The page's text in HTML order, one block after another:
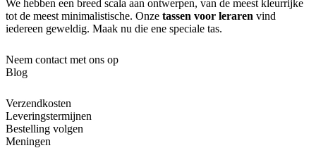
We hebben een breed scala aan ontwerpen, van de meest kleurrijke
tot de meest minimalistische. Onze tassen voor leraren vind
iedereen geweldig. Maak nu die ene speciale tas.
Neem contact met ons op
Blog
Verzendkosten
Leveringstermijnen
Bestelling volgen
Meningen